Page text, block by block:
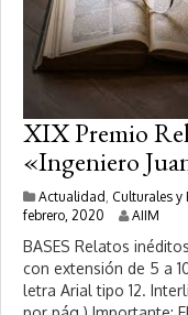
XIX Premio
«Ingeniero
Actualidad , Culturales y
febrero, 2020
f
e
b
r
AIIM
BASES Relatos
con extensión de 5 a
letra Arial tipo 12.